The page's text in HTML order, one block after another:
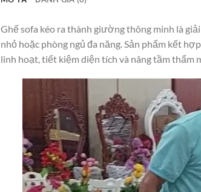
Ghế sofa kéo ra thành giường thông minh là
nhỏ hoặc phòng ngủ đa năng. Sản phẩm kết
linh hoạt, tiết kiệm diện tích và nâng tầm thẩm